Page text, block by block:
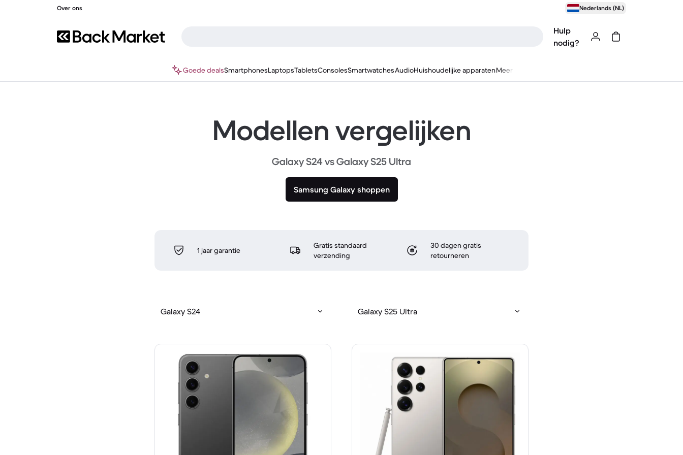
Over ons Nederlands (NL)
Hulp
nodig?
Goede dealsSmartphonesLaptopsTabletsConsolesSmartwatchesAudioHuishoudelijke apparatenMeer
Modellen vergelijken
Galaxy S24 vs Galaxy S25 Ultra
Samsung Galaxy shoppen
1 jaar garantie
Gratis standaard
verzending
30 dagen gratis
retourneren
Galaxy S24 Galaxy S25 Ultra